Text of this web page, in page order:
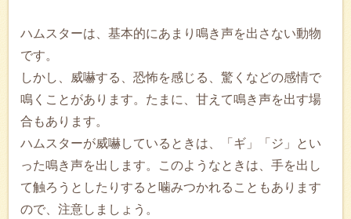
ハムスターは、基本的にあまり鳴き声を出さない動物
です。
しかし、威嚇する、恐怖を感じる、驚くなどの感情で
鳴くことがあります。たまに、甘えて鳴き声を出す場
合もあります。
ハムスターが威嚇しているときは、「ギ」「ジ」とい
った鳴き声を出します。このようなときは、手を出し
て触ろうとしたりすると噛みつかれることもあります
ので、注意しましょう。